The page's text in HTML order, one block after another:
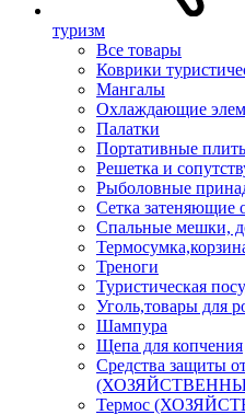
туризм
Все товары
Коврики
Мангалы
Охлаждающие
Палатки
Портативные
Решетка и
Рыболовные
Сетка затеняющие
Спальные мешки,
Треноги
Туристическая
Уголь,товары для
Шампура
Щепа для копчения
Средства защиты
Термос